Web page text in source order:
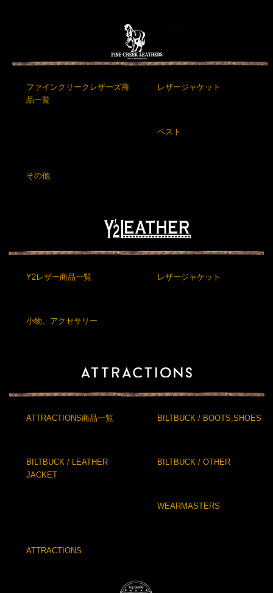
ファインクリークレザーズ商
品一覧
レザージャケット
ベスト
その他
Y2レザー商品一覧 レザージャケット
小物、アクセサリー
ATTRACTIONS商品一覧 BILTBUCK / BOOTS,SHOES
BILTBUCK / LEATHER
JACKET
BILTBUCK / OTHER
WEARMASTERS
ATTRACTIONS